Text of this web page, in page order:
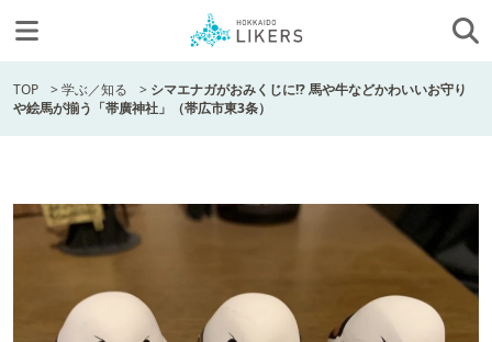
TOP >学ぶ／知る > シマエナガがおみくじに!? 馬や牛などかわいいお守り
や絵馬が揃う「帯廣神社」（帯広市東3条）